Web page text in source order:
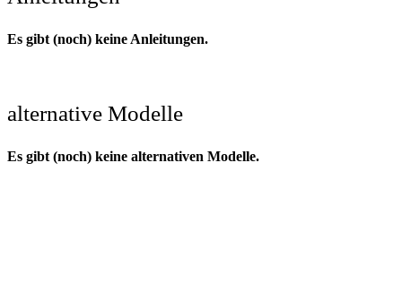
Es gibt (noch) keine Anleitungen.
alternative Modelle
Es gibt (noch) keine alternativen Modelle.